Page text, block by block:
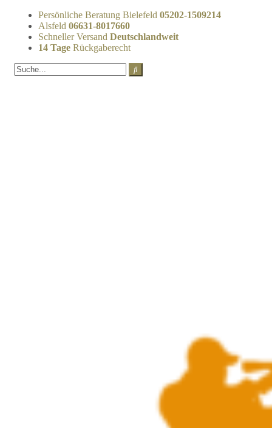
Persönliche Beratung Bielefeld 05202-1509214
Alsfeld 06631-8017660
Schneller Versand Deutschlandweit
14 Tage Rückgaberecht